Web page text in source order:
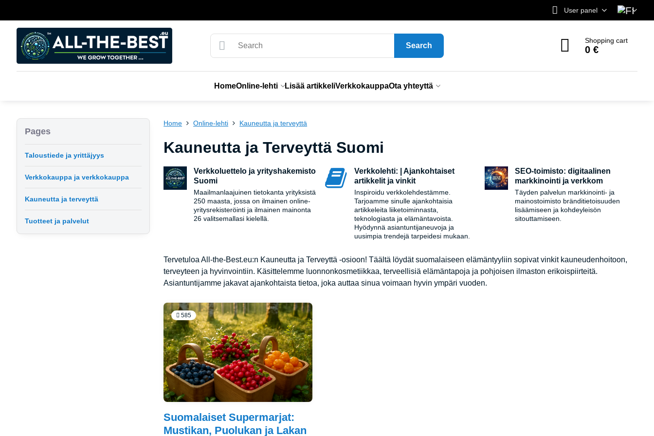
User panel
Search
Shopping cart
0 €
HomeOnline-lehti Lisää artikkeliVerkkokauppaOta yhteyttä
Home Online-lehti Kauneutta ja terveyttä
Kauneutta ja Terveyttä Suomi
Verkkoluettelo ja yrityshakemisto
Suomi
Maailmanlaajuinen tietokanta yrityksistä
250 maasta, jossa on ilmainen online-
yritysrekisteröinti ja ilmainen mainonta
26 valitsemallasi kielellä.
Verkkolehti: | Ajankohtaiset
artikkelit ja vinkit
Inspiroidu verkkolehdestämme.
Tarjoamme sinulle ajankohtaisia ​​
artikkeleita liiketoiminnasta,
teknologiasta ja elämäntavoista.
Hyödynnä asiantuntijaneuvoja ja
uusimpia trendejä tarpeidesi mukaan.
SEO-toimisto: digitaalinen
markkinointi ja verkkom
Täyden palvelun markkinointi- ja
mainostoimisto bränditietoisuuden
lisäämiseen ja kohdeyleisön
sitouttamiseen.
Tervetuloa All-the-Best.eu:n Kauneutta ja Terveyttä -osioon! Täältä löydät suomalaiseen elämäntyyliin sopivat vinkit kauneudenhoitoon,
terveyteen ja hyvinvointiin. Käsittelemme luonnonkosmetiikkaa, terveellisiä elämäntapoja ja pohjoisen ilmaston erikoispiirteitä.
Asiantuntijamme jakavat ajankohtaista tietoa, joka auttaa sinua voimaan hyvin ympäri vuoden.
585
Suomalaiset Supermarjat:
Mustikan, Puolukan ja Lakan
Pages
Taloustiede ja yrittäjyys
Verkkokauppa ja verkkokauppa
Kauneutta ja terveyttä
Tuotteet ja palvelut